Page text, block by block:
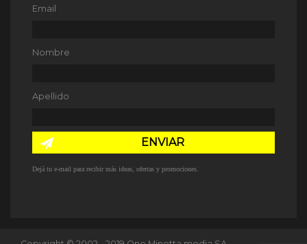
Email
Nombre
Apellido
ENVIAR
Dejá tu e-mail para recibir más ideas, ofertas y promociones.